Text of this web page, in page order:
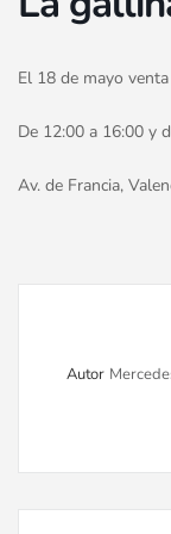
El 18 de mayo
De 12:00 a 16:00 y
Av. de Francia,
Autor